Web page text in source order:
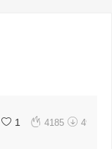
 1 4185  49